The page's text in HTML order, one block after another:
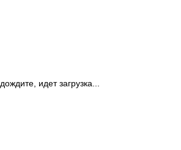
идет загрузка...